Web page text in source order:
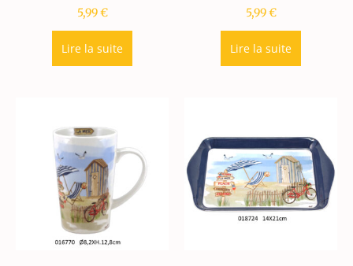
5,99€
Lire la suite
5,99€
Lire la suite